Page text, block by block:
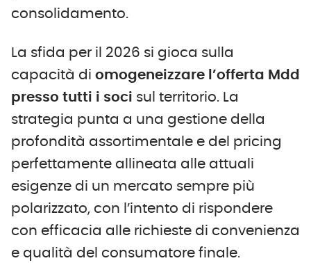
consolidamento.
La sfida per il 2026 si gioca sulla
capacità di omogeneizzare l’offerta M dd
presso tutti i soci sul territorio. La
strategia punta a una gestione della
profondità assortimentale e del pricing
perfettamente allineata alle attuali
esigenze di un mercato sempre più
polarizzato, con l’intento di rispondere
con efficacia alle richieste di convenienza
e qualità del consumatore finale.